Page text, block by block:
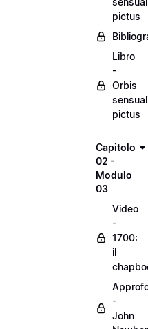
pictus
Libro
-
Orbis
pictus
Capitolo
02 -
Modulo
03
Video
-
1700:
il
-
John